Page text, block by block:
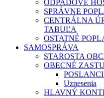
ODPADOVÉ
SPRÁVNE
CENTRÁLNA
TABUĽA
OSTATNÉ
SAMOSPRÁVA
STAROSTA
OBECNÉ
Uznesenia
HLAVNÝ